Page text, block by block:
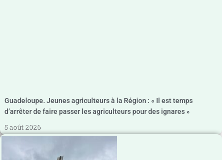
Guadeloupe. Jeunes agriculteurs à la Région : « Il est temps
d’arrêter de faire passer les agriculteurs pour des ignares »
5 août 2026